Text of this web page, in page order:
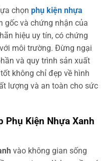
chọn phụ kiện nhựa
gốc và chứng nhận của
hiệu uy tín, có chứng
môi trường. Đừng ngại
và quy trình sản xuất
không chỉ đẹp về hình
lượng và an toàn cho sức
Phụ Kiện Nhựa Xanh
vào không gian sống